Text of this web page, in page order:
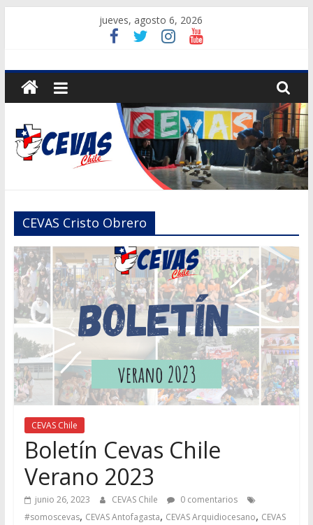
jueves, agosto 6, 2026
CEVAS
Chile
Centros
de
CEVAS Cristo Obrero
CEVAS Chile
Boletín Cevas Chile
Verano 2023
junio 26, 2023 CEVAS Chile
0 comentarios
#somoscevas, CEVAS Antofagasta, CEVAS Arquidiocesano, CEVAS